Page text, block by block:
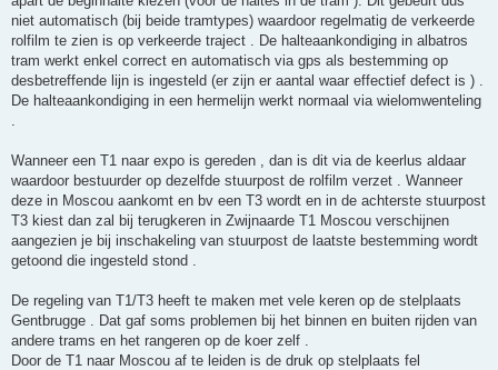
niet automatisch (bij beide tramtypes) waardoor regelmatig de verkeerde
rolfilm te zien is op verkeerde traject . De halteaankondiging in albatros
tram werkt enkel correct en automatisch via gps als bestemming op
desbetreffende lijn is ingesteld (er zijn er aantal waar effectief defect is ) .
De halteaankondiging in een hermelijn werkt normaal via wielomwenteling
Wanneer een T1 naar expo is gereden , dan is dit via de keerlus aldaar
waardoor bestuurder op dezelfde stuurpost de rolfilm verzet . Wanneer
deze in Moscou aankomt en bv een T3 wordt en in de achterste stuurpost
T3 kiest dan zal bij terugkeren in Zwijnaarde T1 Moscou verschijnen
aangezien je bij inschakeling van stuurpost de laatste bestemming wordt
getoond die ingesteld stond .
De regeling van T1/T3 heeft te maken met vele keren op de stelplaats
Gentbrugge . Dat gaf soms problemen bij het binnen en buiten rijden van
andere trams en het rangeren op de koer zelf .
Door de T1 naar Moscou af te leiden is de druk op stelplaats fel